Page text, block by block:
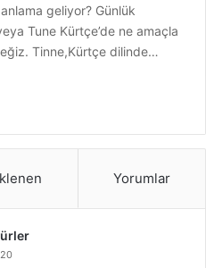
geliyor? Günlük
Tune Kürtçe’de ne amaçla
Tinne,Kürtçe dilinde…
Yorumlar